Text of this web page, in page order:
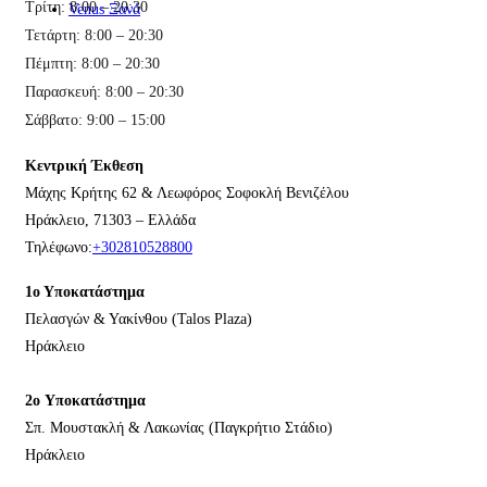
Venus Ξανά
Τρίτη: 8:00 – 20:30
Τετάρτη: 8:00 – 20:30
Πέμπτη: 8:00 – 20:30
Παρασκευή: 8:00 – 20:30
Σάββατο: 9:00 – 15:00
Κεντρική Έκθεση
Μάχης Κρήτης 62 & Λεωφόρος Σοφοκλή Βενιζέλου
Ηράκλειο, 71303 – Ελλάδα
Τηλέφωνο:+302810528800
1ο Υποκατάστημα
Πελασγών & Υακίνθου (Talos Plaza)
Ηράκλειο
2o Υποκατάστημα
Σπ. Μουστακλή & Λακωνίας (Παγκρήτιο Στάδιο)
Ηράκλειο